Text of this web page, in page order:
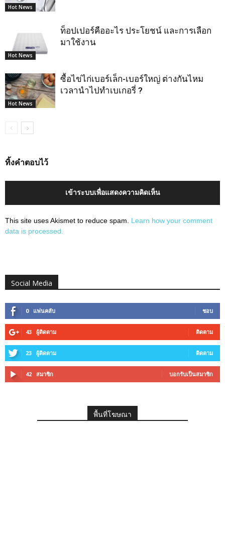
Hot News
Hot News
ท็อปเปอร์คืออะไร ประโยชน์ และการเลือก
มาใช้งาน
Hot News
ซื้อไข่ไก่เบอร์เล็ก-เบอร์ใหญ่ ต่างกันไหม
เวลานำไปทำเบเกอรี่ ?
ทิ้งคำตอบไว้
เข้าระบบเพื่อแสดงความคิดเห็น
This site uses Akismet to reduce spam. Learn how your comment
data is processed.
Social Media
0 แฟนคลับ ชอบ
43 ผู้ติดตาม ติดตาม
23 ผู้ติดตาม ติดตาม
42 สมาชิก บอกรับเป็นสมาชิก
พื้นที่โฆษณา